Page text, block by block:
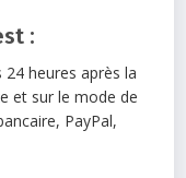
:
heures après la
et sur le mode de
PayPal,